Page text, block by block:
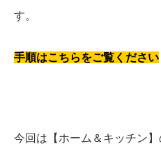
す。
手順はこちらをご覧ください
今回は【ホーム＆キッチン